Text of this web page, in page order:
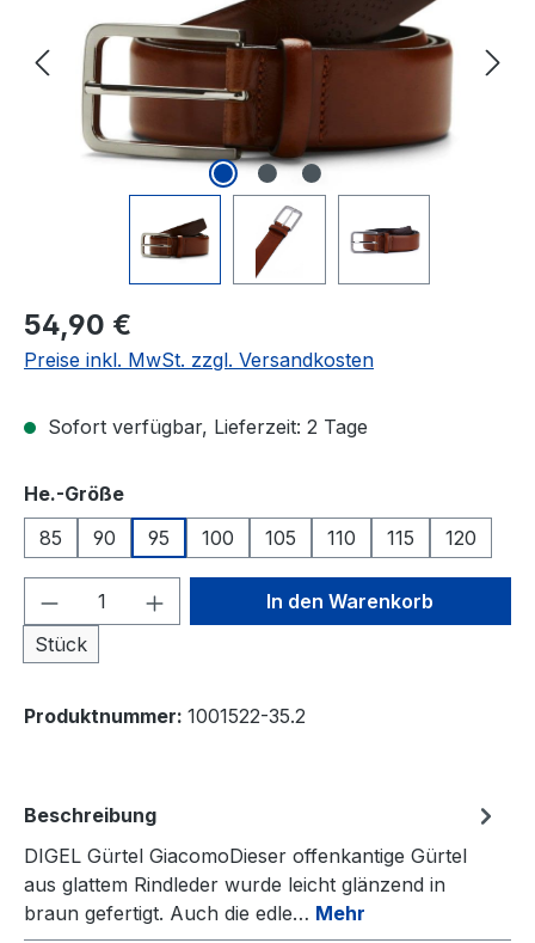
Regulärer Preis:
54,90 €
Preise inkl. MwSt. zzgl. Versandkosten
Sofort verfügbar, Lieferzeit: 2 Tage
He.-Größeauswählen
85
90 95 100 105 110 115 120
Produkt Anzahl: Gib den
Stück
In den Warenkorb
Produktnummer: 1001522-35.2
Beschreibung
DIGEL Gürtel GiacomoDieser offenkantige Gürtel
aus glattem Rindleder wurde leicht glänzend in
braun gefertigt. Auch die edle… Mehr